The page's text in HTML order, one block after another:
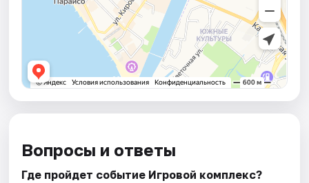
Вопросы и ответы
Где пройдет событие Игровой комплекс?